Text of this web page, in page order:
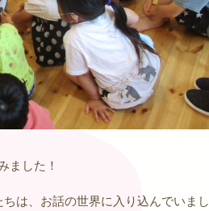
ました！
は、お話の世界に入り込んでいまし